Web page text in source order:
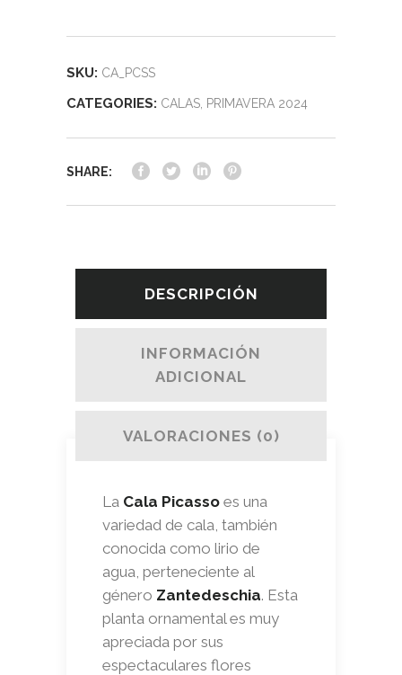
SKU: CA_PCSS
CATEGORIES: CALAS PRIMAVERA 2024
SHARE:
DESCRIPCIÓN
INFORMACIÓN
ADICIONAL
VALORACIONES (0)
La Cala Picasso es una
variedad de cala, también
conocida como lirio de
agua, perteneciente al
género Zantedeschia. Esta
planta ornamental es muy
apreciada por sus
espectaculares flores